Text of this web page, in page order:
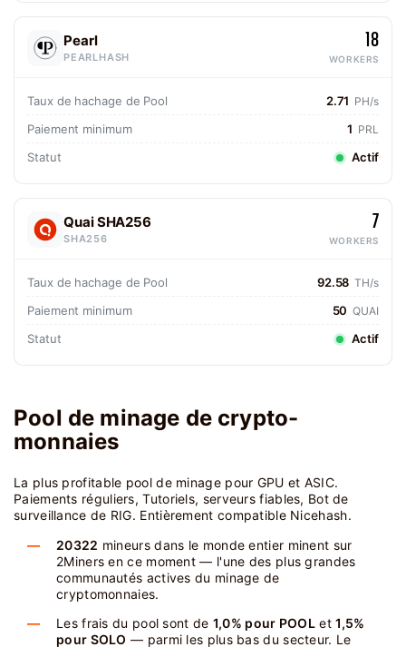
Pearl
PEARLHASH
18
WORKERS
Taux de hachage de Pool 2.71 PH/s
Paiement minimum 1 PRL
Statut Actif
Quai SHA256
SHA256
7
WORKERS
Taux de hachage de Pool 92.58 TH/s
Paiement minimum 50 QUAI
Statut Actif
Pool de minage de crypto-
monnaies
La plus profitable pool de minage pour GPU et ASIC.
Paiements réguliers, Tutoriels, serveurs fiables, Bot de
surveillance de RIG. Entièrement compatible Nicehash.
20322 mineurs dans le monde entier minent sur
2Miners en ce moment — l'une des plus grandes
communautés actives du minage de
cryptomonnaies.
Les frais du pool sont de 1,0% pour POOL et1,5%
pour SOLO — parmi les plus bas du secteur. Le